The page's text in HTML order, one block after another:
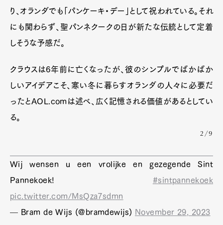
り、オランダでも「パンケーキ・デー」として祝われている。それ
にも関わらず、聖パンネクークの日が新たな伝統として定着
しそうな予感だ。
クラウスは6年前に亡くなったが、彼のシンプルでばかばか
しいアイデアこそ、寒い冬に暮らすオランダの人々に必要だ
ったとAOL.comは述べ、広く記憶される価値があるとしてい
る。
2/9
Wij wensen u een vrolijke en gezegende Sint
Pannekoek! #sintpannekoek
pic.twitter.com/MsQza7sdmn
— Bram de Wijs (@bramdewijs) November 29, 2023